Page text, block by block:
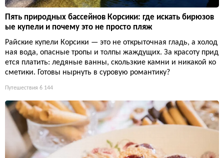
Пять природных бассейнов Корсики: где искать бирюзов
ые купели и почему это не просто пляж
Райские купели Корсики — это не открыточная гладь, а холод
ная вода, опасные тропы и толпы жаждущих. За красоту прид
ется платить: ледяные ванны, скользкие камни и никакой ко
сметики. Готовы нырнуть в суровую романтику?
Путешествия 6 144